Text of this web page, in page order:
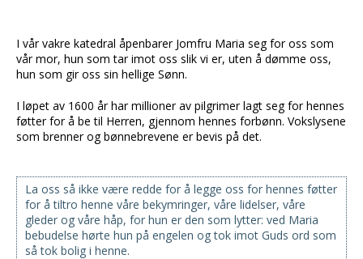
I vår vakre katedral åpenbarer Jomfru Maria seg for oss som
vår mor, hun som tar imot oss slik vi er, uten å dømme oss,
hun som gir oss sin hellige Sønn.
I løpet av 1600 år har millioner av pilgrimer lagt seg for hennes
føtter for å be til Herren, gjennom hennes forbønn. Vokslysene
som brenner og bønnebrevene er bevis på det.
La oss så ikke være redde for å legge oss for hennes føtter
for å tiltro henne våre bekymringer, våre lidelser, våre
gleder og våre håp, for hun er den som lytter: ved Maria
bebudelse hørte hun på engelen og tok imot Guds ord som
så tok bolig i henne.